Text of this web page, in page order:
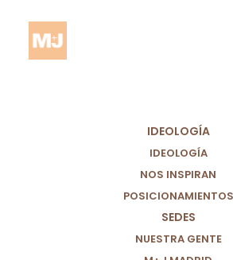
IDEOLOGÍA
IDEOLOGÍA
NOS INSPIRAN
POSICIONAMIENTOS
SEDES
NUESTRA GENTE